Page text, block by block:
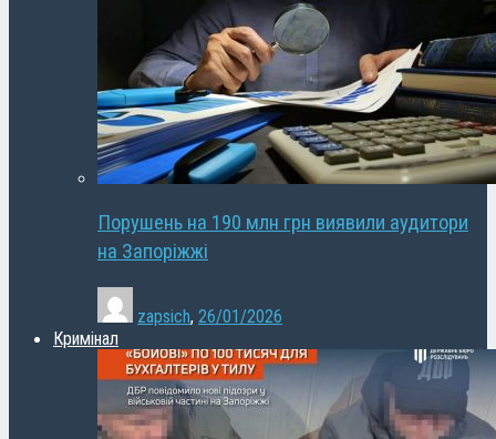
Порушень на 190 млн грн виявили аудитори
на Запоріжжі
zapsich, 26/01/2026
Кримінал